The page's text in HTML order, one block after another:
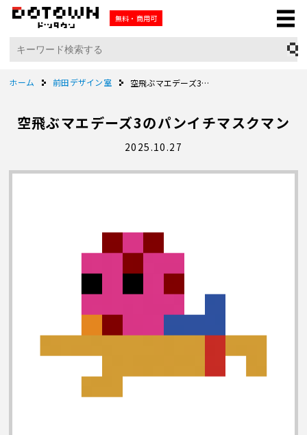
無料・商用可
ホーム 前田デザイン室 空飛ぶマエデーズ3のパンイチマスクマン
空飛ぶマエデーズ3のパンイチマスクマン
2025.10.27